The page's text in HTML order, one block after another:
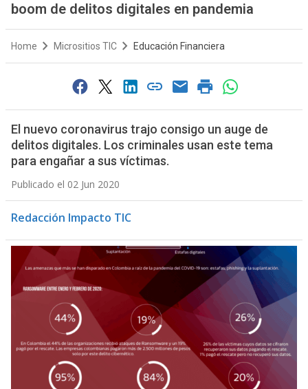
boom de delitos digitales en pandemia
Home Micrositios TIC Educación Financiera
El nuevo coronavirus trajo consigo un auge de
delitos digitales. Los criminales usan este tema
para engañar a sus víctimas.
Publicado el 02 Jun 2020
Redacción Impacto TIC